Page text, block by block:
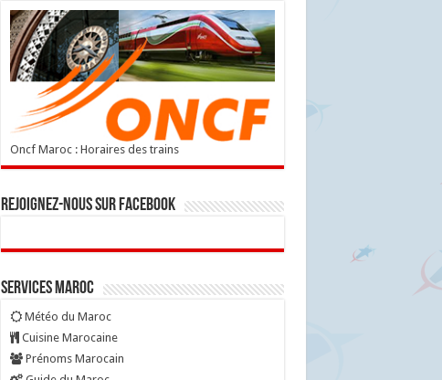
Oncf Maroc : Horaires des trains
Rejoignez-nous sur Facebook
Services Maroc
Météo du Maroc
Cuisine Marocaine
Prénoms Marocain